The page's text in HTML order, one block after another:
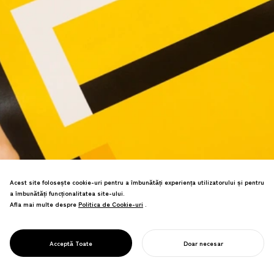
AUTOCOLANT
LIFECOIN
Autocolante de podea care redau
calcate, făcând distanțarea socială mai
pe rețelele sociale, determinând o
introducere de succes în magazin.
Acest site folosește cookie-uri pentru a îmbunătăți experiența utilizatorului și pentru
a îmbunătăți funcționalitatea site-ului.
Afla mai multe despre Politica de Cookie-uri
Politica de Cookie-uri .
Acceptă Toate Doar necesar